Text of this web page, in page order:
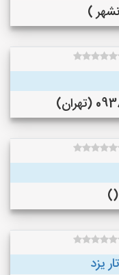
)
یزد